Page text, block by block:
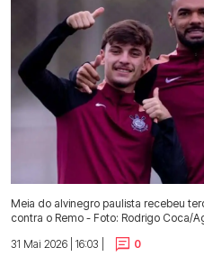
Meia do alvinegro paulista recebeu
contra o Remo - Foto: Rodrigo Coca/
31 Mai 2026 | 16:03 |
0